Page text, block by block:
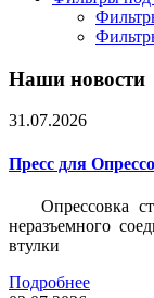
Наши новости
31.07.2026
Пресс для
Опрессовка
неразъемного
втулки
Подробнее